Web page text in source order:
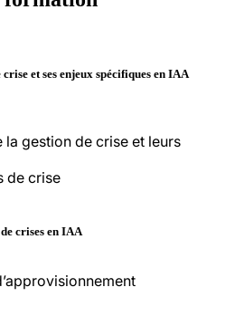
et ses enjeux spécifiques en IAA
gestion de crise et leurs
de crise
crises en IAA